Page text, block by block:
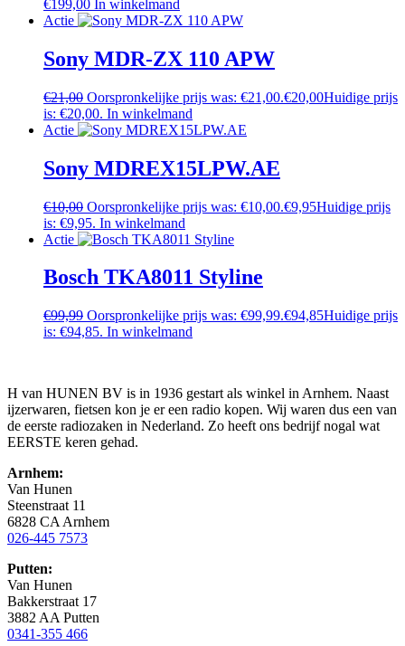
€199,00 In winkelmand
Actie
Sony MDR-ZX 110 APW
€21,00 Oorspronkelijke prijs was: €21,00.€20,00Huidige prijs
is: €20,00. In winkelmand
Actie
Sony MDREX15LPW.AE
€10,00 Oorspronkelijke prijs was: €10,00.€9,95Huidige prijs
is: €9,95. In winkelmand
Actie
Bosch TKA8011 Styline
€99,99 Oorspronkelijke prijs was: €99,99.€94,85Huidige prijs
is: €94,85. In winkelmand
H van HUNEN BV is in 1936 gestart als winkel in Arnhem. Naast
ijzerwaren, fietsen kon je er een radio kopen. Wij waren dus een van
de eerste radiozaken in Nederland. Zo heeft ons bedrijf nogal wat
EERSTE keren gehad.
Arnhem:
Van Hunen
Steenstraat 11
6828 CA Arnhem
026-445 7573
Putten:
Van Hunen
Bakkerstraat 17
3882 AA Putten
0341-355 466